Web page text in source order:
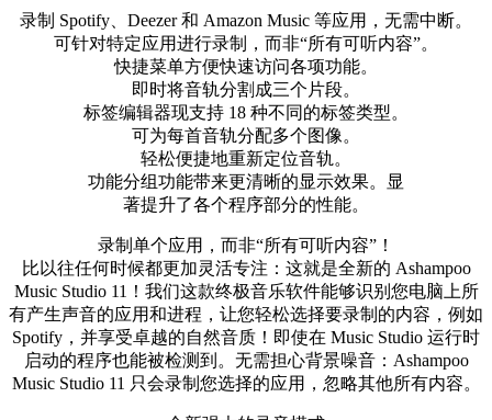
录制 Spotify、Deezer 和 Amazon Music 等应用，无需中断。
可针对特定应用进行录制，而非“所有可听内容”。
快捷菜单方便快速访问各项功能。
即时将音轨分割成三个片段。
标签编辑器现支持 18 种不同的标签类型。
可为每首音轨分配多个图像。
轻松便捷地重新定位音轨。
功能分组功能带来更清晰的显示效果。显
著提升了各个程序部分的性能。
录制单个应用，而非“所有可听内容”！
比以往任何时候都更加灵活专注：这就是全新的 Ashampoo
Music Studio 11！我们这款终极音乐软件能够识别您电脑上所
有产生声音的应用和进程，让您轻松选择要录制的内容，例如
Spotify，并享受卓越的自然音质！即使在 Music Studio 运行时
启动的程序也能被检测到。无需担心背景噪音：Ashampoo
Music Studio 11 只会录制您选择的应用，忽略其他所有内容。